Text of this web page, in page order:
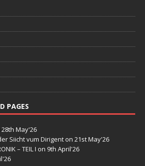
PAGES
28th May'26
Siicht vum Dirigent on 21st May'26
– TEIL I on 9th April'26